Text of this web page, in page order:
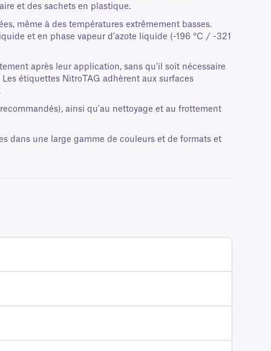
et des sachets en plastique.
même à des températures extrêmement basses.
et en phase vapeur d'azote liquide (-196 °C / -321
après leur application, sans qu'il soit nécessaire
étiquettes NitroTAG adhèrent aux surfaces
ainsi qu'au nettoyage et au frottement
dans une large gamme de couleurs et de formats et